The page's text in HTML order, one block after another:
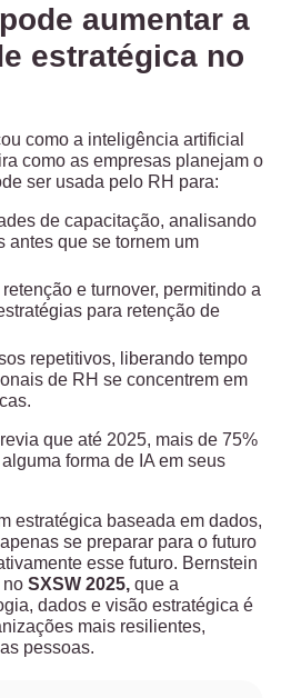
aumentar a
estratégica no
como a inteligência artificial
como as empresas planejam o
ser usada pelo RH para:
de capacitação, analisando
antes que se tornem um
e turnover, permitindo a
para retenção de
repetitivos, liberando tempo
de RH se concentrem em
que até 2025, mais de 75%
forma de IA em seus
estratégica baseada em dados,
se preparar para o futuro
esse futuro. Bernstein
no SXSW 2025, que a
dados e visão estratégica é
mais resilientes,
pessoas.